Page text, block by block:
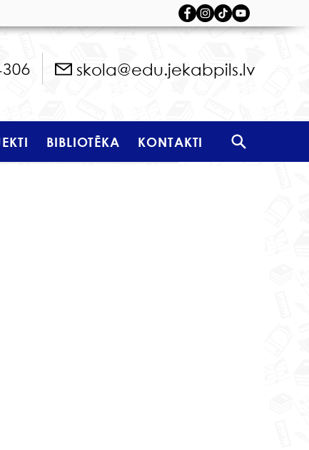
skola@edu.jekabpils.lv
BIBLIOTĒKA KONTAKTI